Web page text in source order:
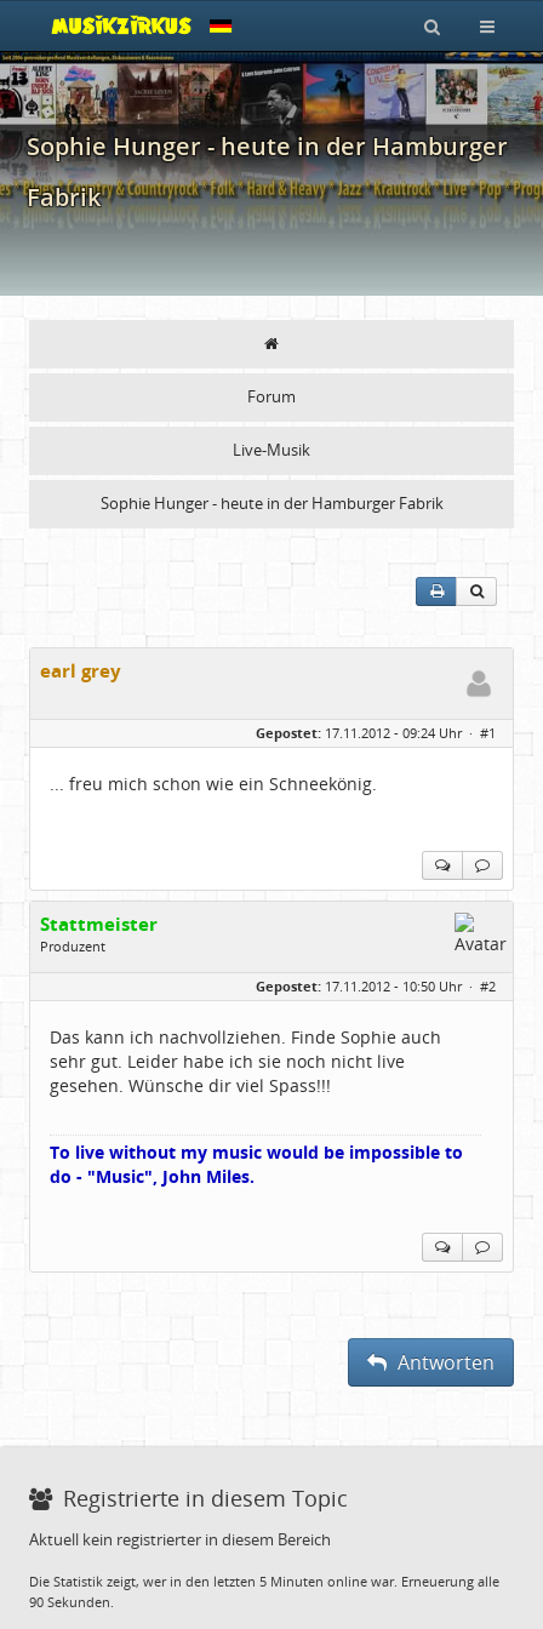
Sophie Hunger - heute in der Hamburger
Fabrik
Forum
Live-Musik
Sophie Hunger - heute in der Hamburger Fabrik
earl grey
Gepostet: 17.11.2012 - 09:24 Uhr · #1
... freu mich schon wie ein Schneekönig.
Stattmeister
Produzent
Beiträge:
14322
Gepostet: 17.11.2012 - 10:50 Uhr · #2
Das kann ich nachvollziehen. Finde Sophie auch
sehr gut. Leider habe ich sie noch nicht live
gesehen. Wünsche dir viel Spass!!!
To live without my music would be impossible to
do - "Music", John Miles.
Antworten
Registrierte in diesem Topic
Aktuell kein registrierter in diesem Bereich
Die Statistik zeigt, wer in den letzten 5 Minuten online war. Erneuerung alle
90 Sekunden.